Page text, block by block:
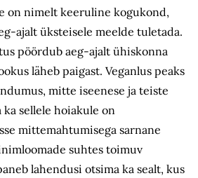
on nimelt keeruline kogukond,
ajalt üksteisele meelde tuletada.
pöördub aeg-ajalt ühiskonna
läheb paigast. Veganlus peaks
mitte iseenese ja teiste
sellele hoiakule on
mittemahtumisega sarnane
suhtes toimuv
lahendusi otsima ka sealt, kus